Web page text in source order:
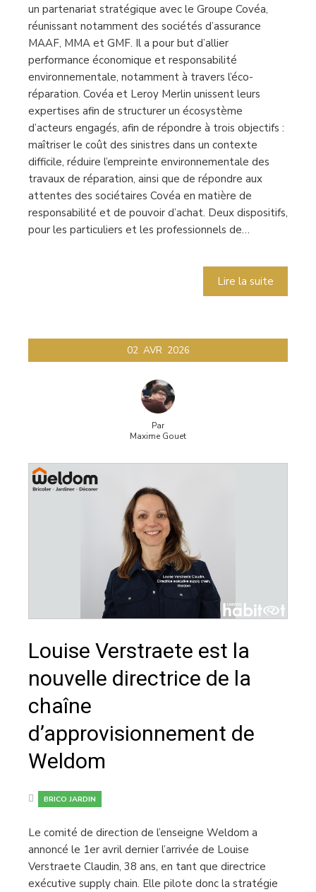
un partenariat stratégique avec le Groupe Covéa,
réunissant notamment des sociétés d’assurance
MAAF, MMA et GMF. Il a pour but d’allier
performance économique et responsabilité
environnementale, notamment à travers l’éco-
réparation. Covéa et Leroy Merlin unissent leurs
expertises afin de structurer un écosystème
d’acteurs engagés, afin de répondre à trois objectifs :
maîtriser le coût des sinistres dans un contexte
difficile, réduire l’empreinte environnementale des
travaux de réparation, ainsi que de répondre aux
attentes des sociétaires Covéa en matière de
responsabilité et de pouvoir d’achat. Deux dispositifs,
pour les particuliers et les professionnels de…
Lire la suite
02 AVR 2026
Par
Maxime Gouet
Louise Verstraete est la
nouvelle directrice de la
chaîne
d’approvisionnement de
Weldom
BRICO JARDIN
Le comité de direction de l’enseigne Weldom a
annoncé le 1er avril dernier l’arrivée de Louise
Verstraete Claudin, 38 ans, en tant que directrice
exécutive supply chain. Elle pilote donc la stratégie